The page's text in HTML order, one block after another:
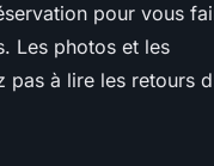
pour vous
Les photos et les
pas à lire les retours